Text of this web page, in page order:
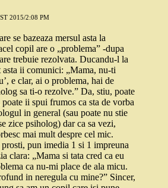
2015/2:08 PM
se bazeaza mersul asta la
copil are o „problema” -dupa
trebuie rezolvata. Ducandu-l la
asta ii comunici: „Mama, nu-ti
e clar, ai o problema, hai de
sa ti-o rezolve.” Da, stiu, poate
ii spui frumos ca sta de vorba
in general (sau poate nu stie
zice psiholog) dar ca sa vezi,
mai mult despre cel mic.
pun imedia 1 si 1 impreuna
clara: „Mama si tata cred ca eu
ca nu-mi place de ala micu.
in neregula cu mine?” Sincer,